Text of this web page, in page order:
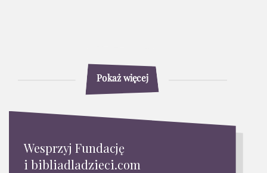
Pokaż więcej
Wesprzyj Fundację
i bibliadladzieci.com